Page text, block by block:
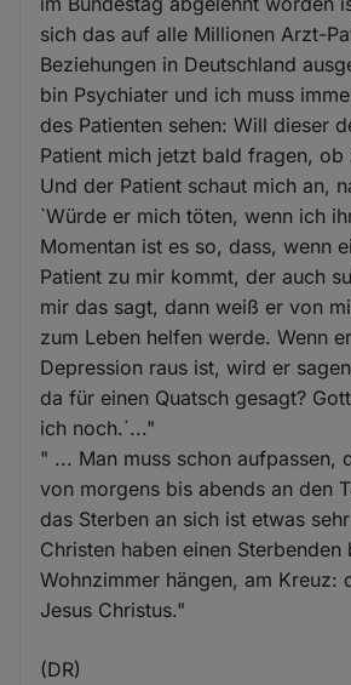
sich das auf alle Millionen Arzt-
Beziehungen in Deutschland
bin Psychiater und ich muss
des Patienten sehen: Will dieser
Patient mich jetzt bald fragen, ob
Und der Patient schaut mich an,
`Würde er mich töten, wenn ich
Momentan ist es so, dass, wenn
Patient zu mir kommt, der auch
mir das sagt, dann weiß er von
zum Leben helfen werde. Wenn
Depression raus ist, wird er
da für einen Quatsch gesagt?
ich noch.´..."
" ... Man muss schon aufpassen,
von morgens bis abends an den
das Sterben an sich ist etwas
Christen haben einen Sterbenden
Wohnzimmer hängen, am Kreuz:
Jesus Christus."
(DR)